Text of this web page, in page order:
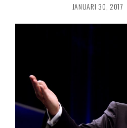
JANUARI 30, 2017